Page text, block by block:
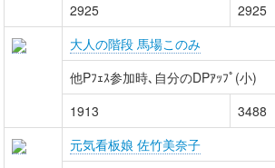
2925
2925
大人の階段 馬場このみ
他Pﾌｪｽ参加時､自分のDPｱｯﾌﾟ(小)
1913
3488
元気看板娘 佐竹美奈子